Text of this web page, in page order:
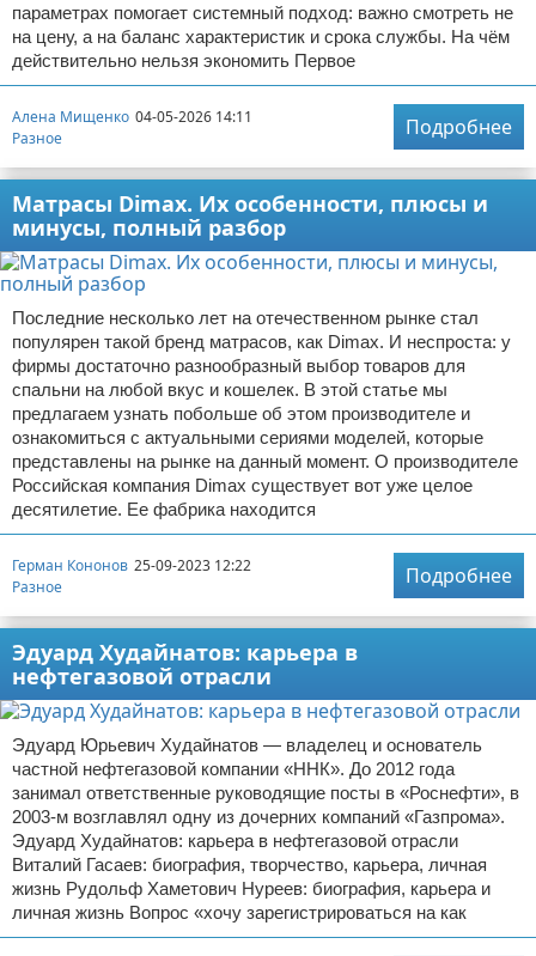
параметрах помогает системный подход: важно смотреть не
на цену, а на баланс характеристик и срока службы. На чём
действительно нельзя экономить Первое
Алена Мищенко 04-05-2026 14:11
Разное
Подробнее
Матрасы Dimax. Их особенности, плюсы и
минусы, полный разбор
Последние несколько лет на отечественном рынке стал
популярен такой бренд матрасов, как Dimax. И неспроста: у
фирмы достаточно разнообразный выбор товаров для
спальни на любой вкус и кошелек. В этой статье мы
предлагаем узнать побольше об этом производителе и
ознакомиться с актуальными сериями моделей, которые
представлены на рынке на данный момент. О производителе
Российская компания Dimax существует вот уже целое
десятилетие. Ее фабрика находится
Герман Кононов 25-09-2023 12:22
Разное
Подробнее
Эдуард Худайнатов: карьера в
нефтегазовой отрасли
Эдуард Юрьевич Худайнатов — владелец и основатель
частной нефтегазовой компании «ННК»‎. До 2012 года
занимал ответственные руководящие посты в «Роснефти», в
2003-м возглавлял одну из дочерних компаний «Газпрома»‎. ‎
Эдуард Худайнатов: карьера в нефтегазовой отрасли
Виталий Гасаев: биография, творчество, карьера, личная
жизнь Рудольф Хаметович Нуреев: биография, карьера и
личная жизнь Вопрос «хочу зарегистрироваться на как